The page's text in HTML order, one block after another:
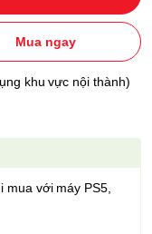
Mua ngay
khu vực nội thành)
mua với máy PS5,